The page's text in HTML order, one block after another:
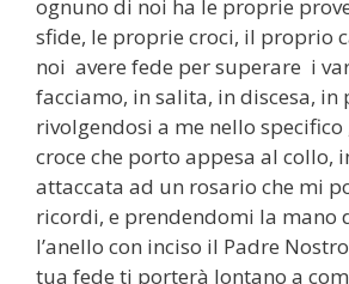
ognuno di noi ha le proprie
sfide, le proprie croci, il proprio
noi avere fede per superare i
facciamo, in salita, in discesa, in
rivolgendosi a me nello specifico
croce che porto appesa al collo,
attaccata ad un rosario che mi
ricordi, e prendendomi la mano
l’anello con inciso il Padre
tua fede ti porterà lontano a